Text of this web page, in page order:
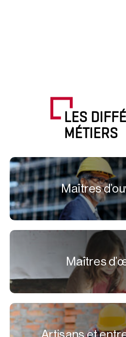
LES
MÉTIERS
Maîtres
Maîtres
Artisans et